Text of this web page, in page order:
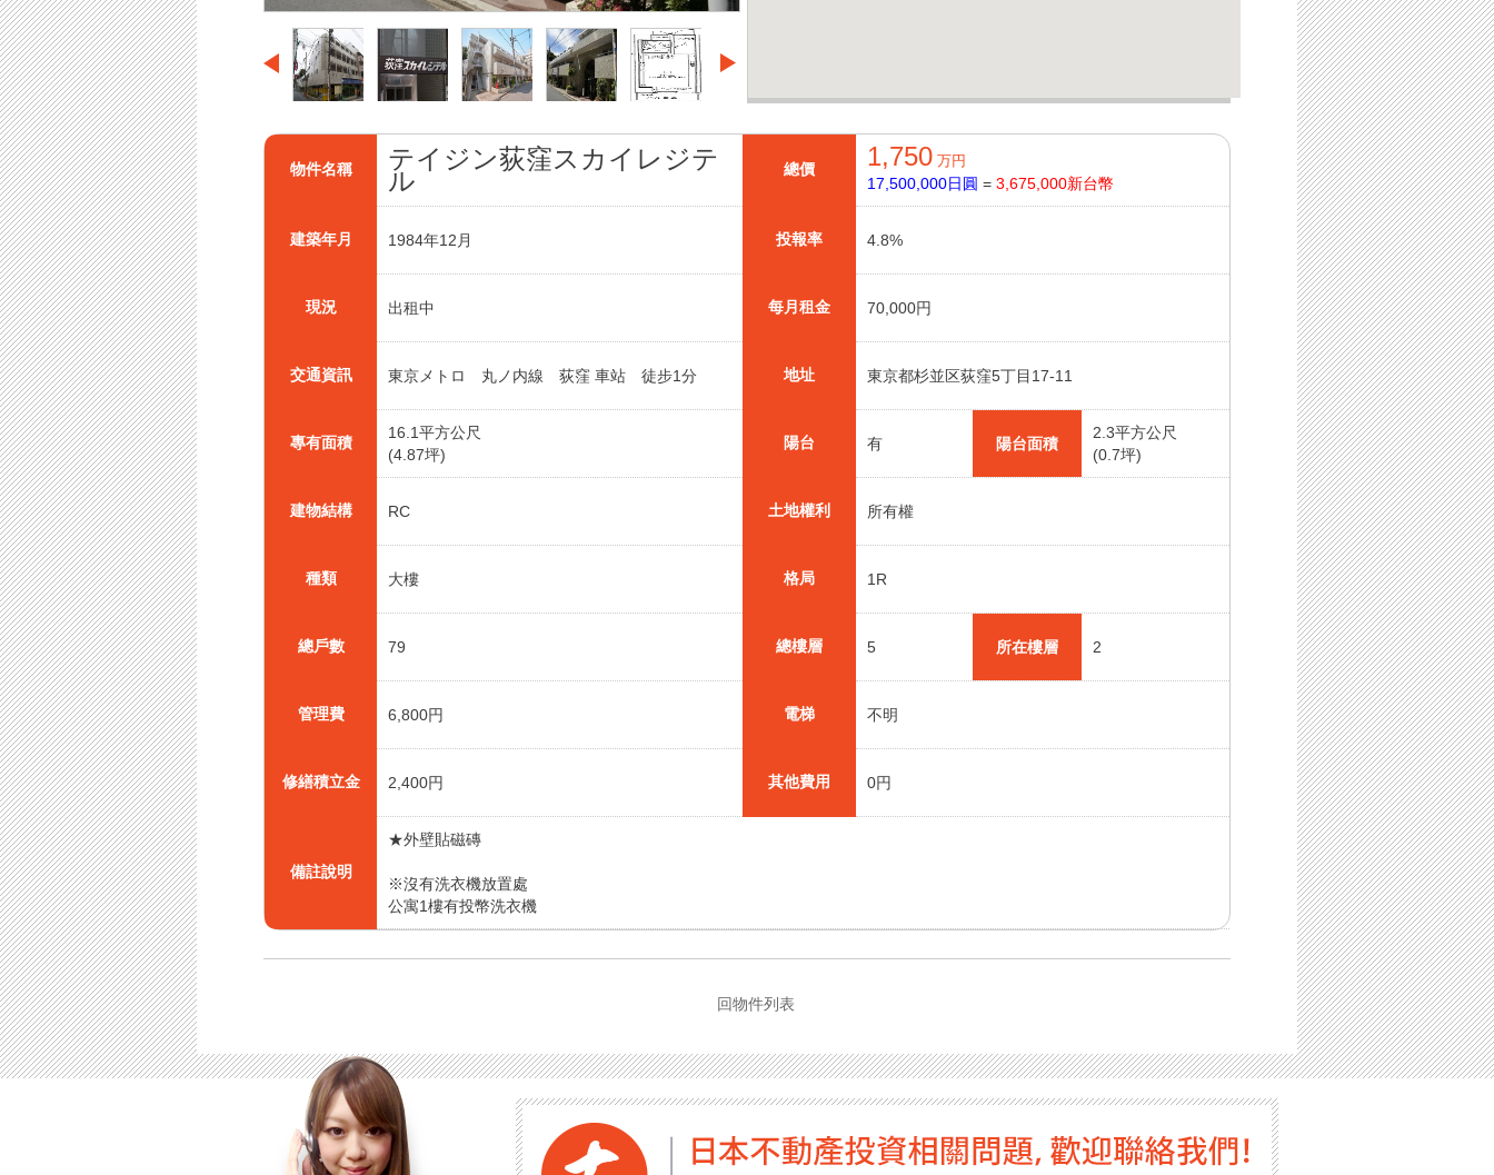
物件名稱 テイジン荻窪スカイレジテ
ル 總價 1,750 万円
17,500,000日圓 = 3,675,000新台幣
建築年月 1984年12月 投報率 4.8%
現況 出租中 每月租金 70,000円
交通資訊 東京メトロ 丸ノ内線 荻窪 車站 徒步1分 地址 東京都杉並区荻窪5丁目17-11
專有面積
16.1平方公尺
(4.87坪)
陽台 有 陽台面積
2.3平方公尺
(0.7坪)
建物結構 RC 土地權利 所有權
種類 大樓 格局 1R
總戶數 79 總樓層 5 所在樓層 2
管理費 6,800円 電梯 不明
修繕積立金 2,400円 其他費用 0円
備註說明
★外壁貼磁磚
※沒有洗衣機放置處
公寓1樓有投幣洗衣機
回物件列表